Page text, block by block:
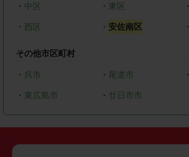
・ 中区 ・ 東区 ・
・ 西区 ・ 安佐南区 ・
その他市区町村
・ 呉市 ・ 尾道市 ・
・ 東広島市 ・ 廿日市市